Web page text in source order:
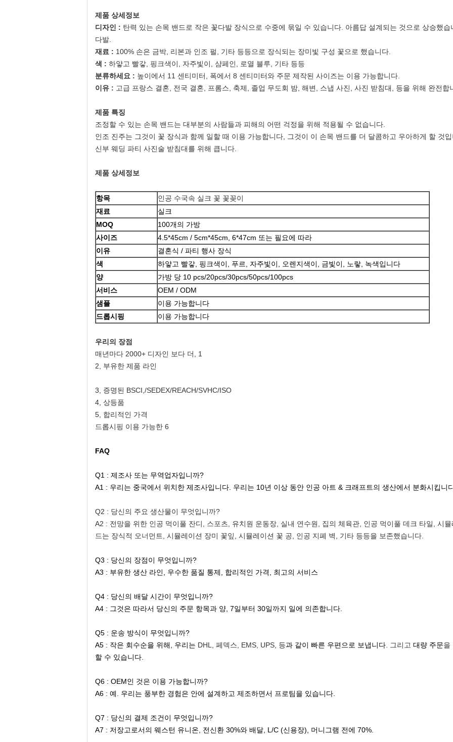
제품 상세정보
디자인 : 탄력 있는 손목 밴드로 작은 꽃다발 장식으로 수중에 묶일 수 있습니다. 아름답 설계되는 것으로 상승했
다발.
재료 : 100% 손은 금박, 리본과 인조 펄, 기타 등등으로 장식되는 장미빛 구성 꽃으로 했습니다.
색 : 하얗고 빨갛, 핑크색이, 자주빛이, 샴페인, 로열 블루, 기타 등등
분류하세요 : 높이에서 11 센티미터, 폭에서 8 센티미터와 주문 제작된 사이즈는 이용 가능합니다.
이유 : 고급 프랑스 결혼, 전국 결혼, 프롬스, 축제, 졸업 무도회 밤, 해변, 스냅 사진, 사진 받침대, 등을 위해 완전합
제품 특징
조정할 수 있는 손목 밴드는 대부분의 사람들과 피해의 어떤 걱정을 위해 적용될 수 없습니다.
인조 진주는 그것이 꽃 장식과 함께 일할 때 이용 가능합니다, 그것이 이 손목 밴드를 더 달콤하고 우아하게 할 것
신부 웨딩 파티 사진술 받침대를 위해 큽니다.
제품 상세정보
항목
인공 수국속 실크 꽃 꽃꽂이
재료
실크
MOQ
100개의 가방
사이즈
4.5*45cm / 5cm*45cm, 6*47cm 또는 필요에 따라
이유
결혼식 / 파티 행사 장식
색
하얗고 빨갛, 핑크색이, 푸르, 자주빛이, 오렌지색이, 금빛이, 노랗, 녹색입니다
양
가방 당 10 pcs/20pcs/30pcs/50pcs/100pcs
서비스
OEM / ODM
샘플
이용 가능합니다
드롭시핑
이용 가능합니다
우리의 장점
매년마다 2000+ 디자인 보다 더, 1
2, 부유한 제품 라인
3, 증명된 BSCI,/SEDEX/REACH/SVHC/ISO
4, 상등품
5, 합리적인 가격
드롭시핑 이용 가능한 6
FAQ
Q1 : 제조사 또는 무역업자입니까?
A1 : 우리는 중국에서 위치한 제조사입니다. 우리는 10년 이상 동안 인공 아트 & 크래프트의 생산에서 분화시킵니
Q2 : 당신의 주요 생산물이 무엇입니까?
A2 : 전망을 위한 인공 먹이풀 잔디, 스포츠, 유치원 운동장, 실내 연수원, 집의 체육관, 인공 먹이풀 데크 타일, 시
드는 장식적 오너먼트, 시뮬레이션 장미 꽃잎, 시뮬레이션 꽃 공, 인공 지폐 벽, 기타 등등을 보존했습니다.
Q3 : 당신의 장점이 무엇입니까?
A3 : 부유한 생산 라인, 우수한 품질 통제, 합리적인 가격, 최고의 서비스
Q4 : 당신의 배달 시간이 무엇입니까?
A4 : 그것은 따라서 당신의 주문 항목과 양, 7일부터 30일까지 일에 의존합니다.
Q5 : 운송 방식이 무엇입니까?
A5 : 작은 회수순을 위해, 우리는 DHL, 페덱스, EMS, UPS, 등과 같이 빠른 우편으로 보냅니다 . 그리고 대량 주문을
할 수 있습니다.
Q6 : OEM인 것은 이용 가능합니까?
A6 : 예. 우리는 풍부한 경험은 안에 설계하고 제조하면서 프로팀을 있습니다.
Q7 : 당신의 결제 조건이 무엇입니까?
A7 : 저장고로서의 웨스턴 유니온, 전신환 30%와 배달, L/C (신용장), 머니그램 전에 70%.